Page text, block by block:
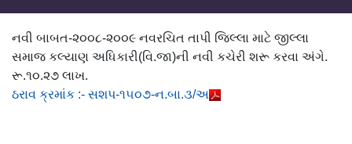
નવી બાબત-૨૦૦૮-૨૦૦૯ નવરચિત તાપી જિલ્લા માટે જીલ્લા
સમાજ કલ્યાણ અધિકારી(વિ.જા)ની નવી કચેરી શરૂ કરવા અંગે.
રૂ.૧૦.૨૭ લાખ.
ઠરાવ ક્રમાંક :- સશપ-૧૫૦૭-ન.બા.૩/અ